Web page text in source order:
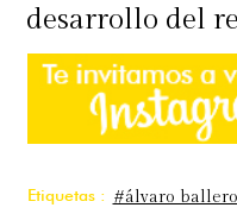
desarrollo del
Etiquetas : #álvaro ballero